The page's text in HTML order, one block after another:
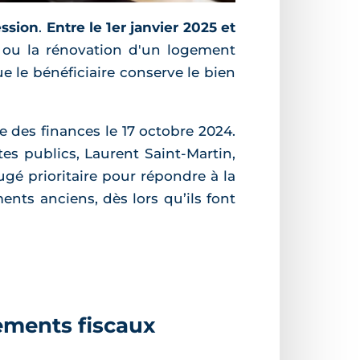
. Entre le 1er janvier 2025 et
la rénovation d'un logement
le bénéficiaire conserve le bien
finances le 17 octobre 2024.
publics, Laurent Saint-Martin,
prioritaire pour répondre à la
anciens, dès lors qu’ils font
fiscaux